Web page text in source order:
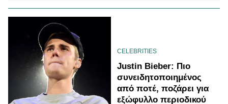
CELEBRITIES
Justin Bieber: Πιο
συνειδητοποιημένος
από ποτέ, ποζάρει για
εξώφυλλο περιοδικού